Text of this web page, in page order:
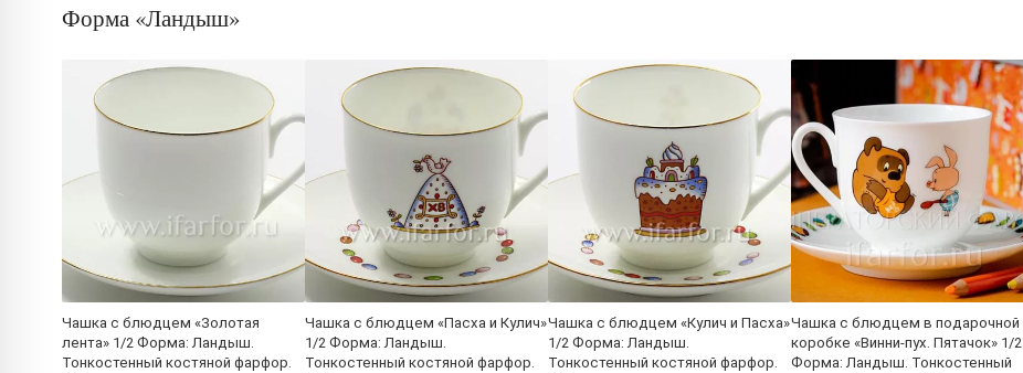
Форма «Ландыш»
Чашка с блюдцем «Золотая
лента» 1/2 Форма: Ландыш.
Тонкостенный костяной фарфор.
Чашка с блюдцем «Пасха и Кулич»
1/2 Форма: Ландыш.
Тонкостенный костяной фарфор.
Чашка с блюдцем «Кулич и Пасха»
1/2 Форма: Ландыш.
Тонкостенный костяной фарфор.
Чашка с блюдцем в подарочной
коробке «Винни-пух. Пятачок» 1/2
Форма: Ландыш. Тонкостенный